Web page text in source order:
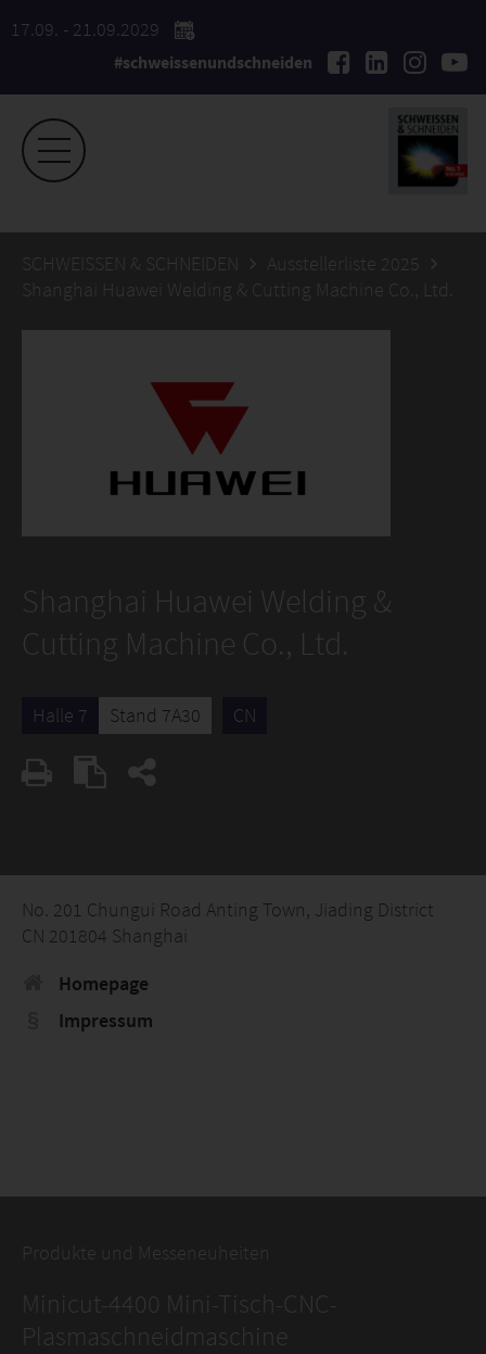
17.09. - 21.09.2029
#schweissenundschneiden
SCHWEISSEN & SCHNEIDEN
Ausstellerliste 2025
Shanghai Huawei Welding & Cutting Machine Co., Ltd.
Shanghai Huawei Welding &
Cutting Machine Co., Ltd.
Halle 7 Stand 7A30 CN
No. 201 Chungui Road Anting Town, Jiading District
CN 201804 Shanghai
Homepage
Impressum
Produkte und Messeneuheiten
Minicut-4400 Mini-Tisch-CNC-
Plasmaschneidmaschine